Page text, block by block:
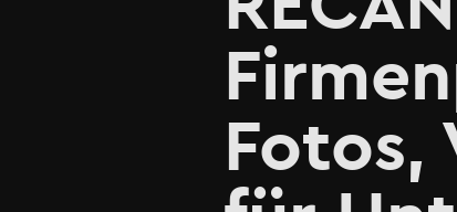
Fotos,